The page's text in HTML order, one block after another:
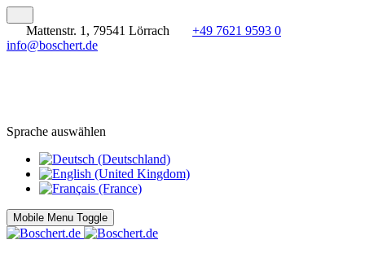
Mattenstr. 1, 79541 Lörrach
+49 7621 9593 0
info@boschert.de
Sprache auswählen
Mobile Menu Toggle